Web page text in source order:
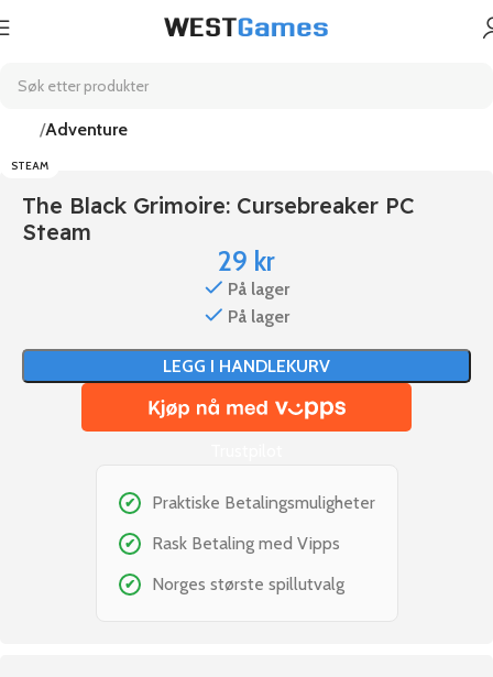
Adventure
STEAM
The Black Grimoire: Cursebreaker PC
Steam
29 kr
På lager
På lager
LEGG I HANDLEKURV
✔ Praktiske Betalingsmuligheter
✔ Rask Betaling med Vipps
✔ Norges største spillutvalg